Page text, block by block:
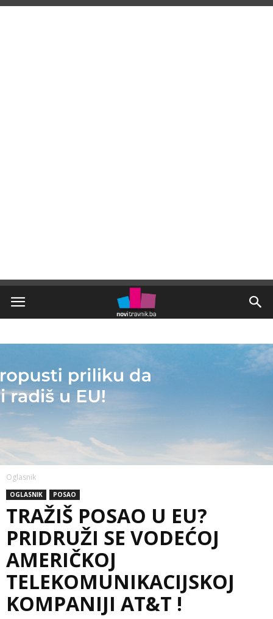
Oglasnik
OGLASNIK POSAO
TRAŽIŠ POSAO U EU?
PRIDRUŽI SE VODEĆOJ
AMERIČKOJ
TELEKOMUNIKACIJSKOJ
KOMPANIJI AT&T !